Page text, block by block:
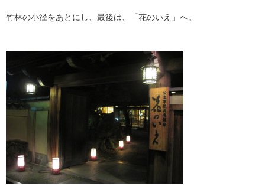
竹林の小径をあとにし、最後は、「花のいえ」へ。